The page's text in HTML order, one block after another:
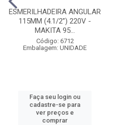
ESMERILHADEIRA ANGULAR
115MM (4.1/2”) 220V -
MAKITA 95...
Código: 6712
Embalagem: UNIDADE
Faça seu login ou
cadastre-se para
ver preços e
comprar